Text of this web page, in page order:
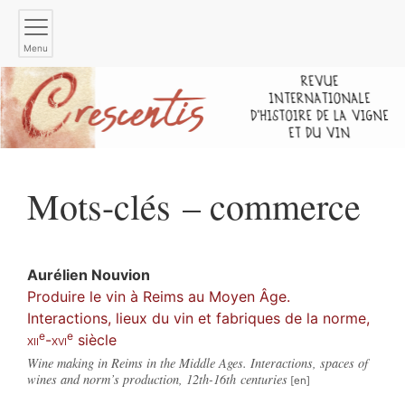
Menu
Mots-clés – commerce
Aurélien Nouvion
Produire le vin à Reims au Moyen Âge.
Interactions, lieux du vin et fabriques de la norme,
xiie-xvie siècle
Wine making in Reims in the Middle Ages. Interactions, spaces of
wines and norm’s production, 12th-16th centuries